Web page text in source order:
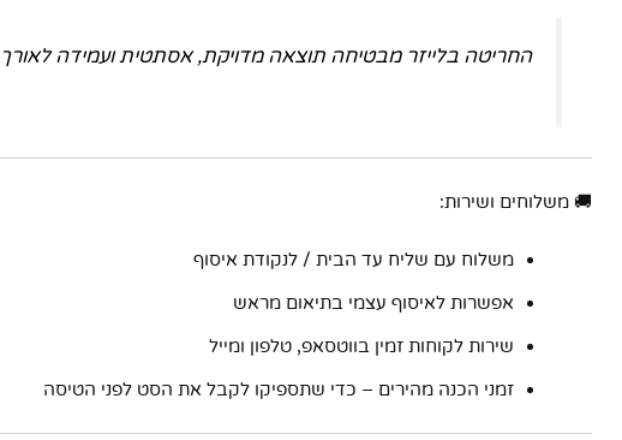
החריטה בלייזר מבטיחה תוצאה מדויקת, אסתטית ועמידה לאורך
🚚 משלוחים ושירות:
משלוח עם שליח עד הבית / לנקודת איסוף
אפשרות לאיסוף עצמי בתיאום מראש
שירות לקוחות זמין בווטסאפ, טלפון ומייל
זמני הכנה מהירים – כדי שתספיקו לקבל את הסט לפני הטיסה